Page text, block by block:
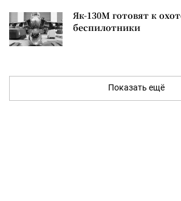
Як-130М готовят к
беспилотники
Показать ещё